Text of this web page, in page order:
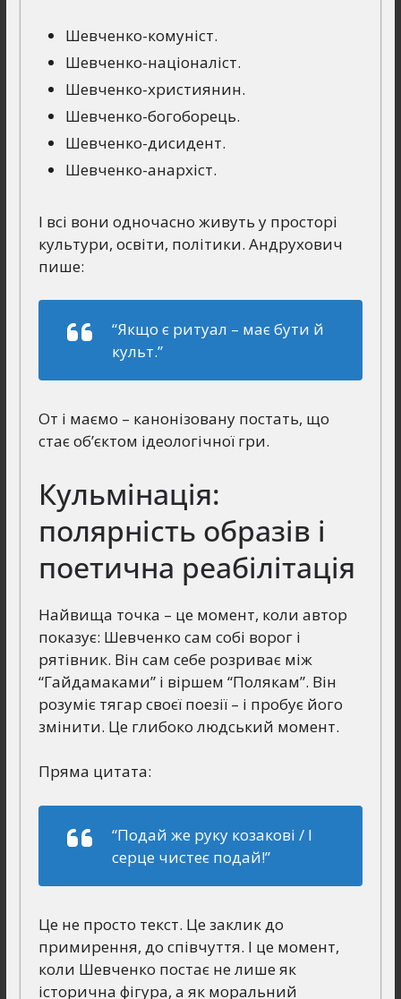
Шевченко-комуніст.
Шевченко-націоналіст.
Шевченко-християнин.
Шевченко-богоборець.
Шевченко-дисидент.
Шевченко-анархіст.
І всі вони одночасно живуть у просторі
культури, освіти, політики. Андрухович
пише:
“Якщо є ритуал – має бути й
культ.”
От і маємо – канонізовану постать, що
стає об’єктом ідеологічної гри.
Кульмінація:
полярність образів і
поетична реабілітація
Найвища точка – це момент, коли автор
показує: Шевченко сам собі ворог і
рятівник. Він сам себе розриває між
“Гайдамаками” і віршем “Полякам”. Він
розуміє тягар своєї поезії – і пробує його
змінити. Це глибоко людський момент.
Пряма цитата:
“Подай же руку козакові / І
серце чистеє подай!”
Це не просто текст. Це заклик до
примирення, до співчуття. І це момент,
коли Шевченко постає не лише як
історична фігура, а як моральний